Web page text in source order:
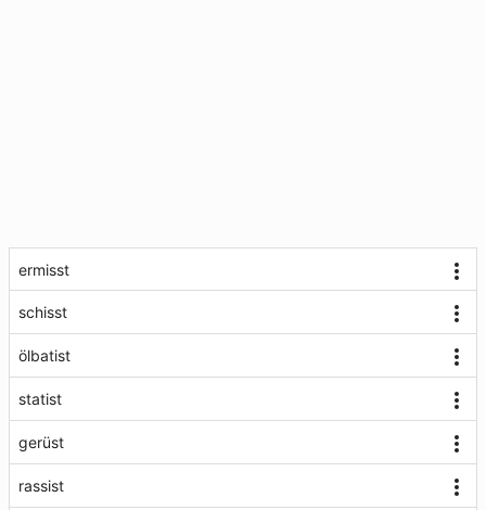
ermisst
schisst
ölbatist
statist
gerüst
rassist